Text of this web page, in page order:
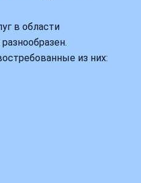
в области
из них: